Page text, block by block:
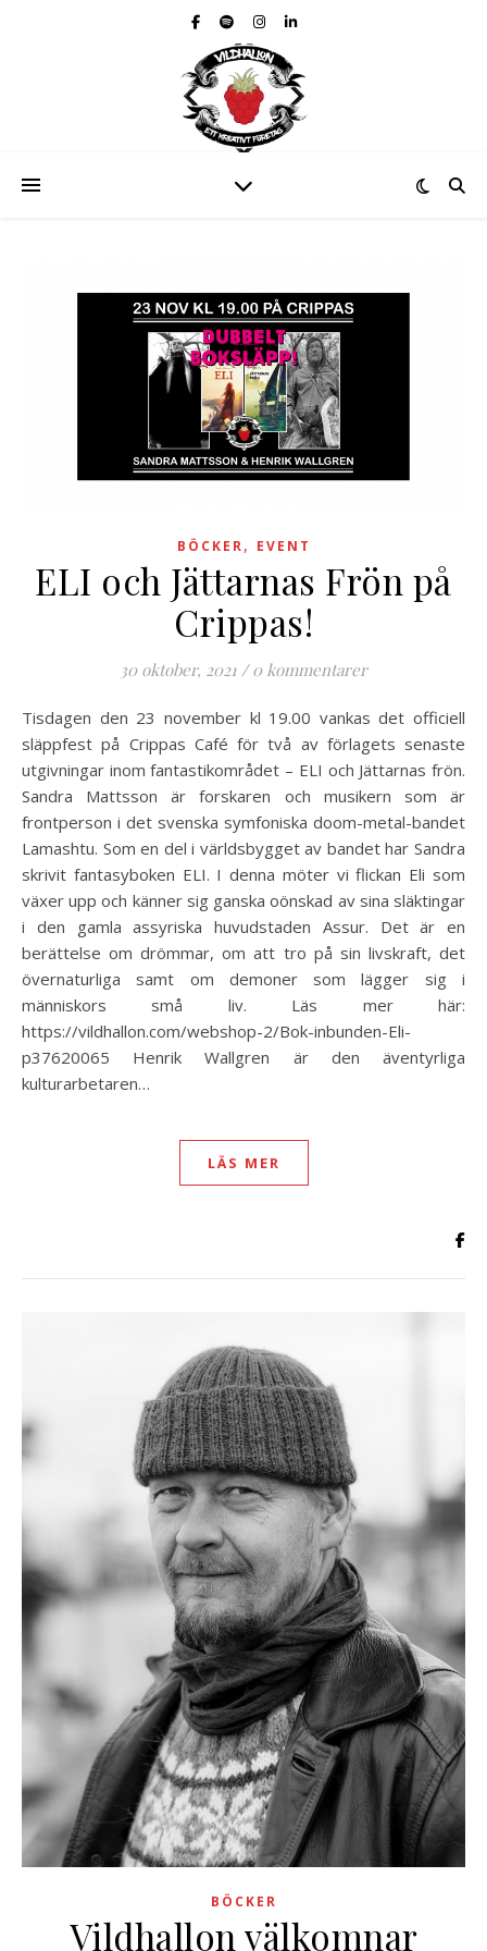
BÖCKER, EVENT
ELI och Jättarnas Frön på
Crippas!
30 oktober, 2021 / 0 kommentarer
Tisdagen den 23 november kl 19.00 vankas det officiell
släppfest på Crippas Café för två av förlagets senaste
utgivningar inom fantastikområdet – ELI och Jättarnas frön.
Sandra Mattsson är forskaren och musikern som är
frontperson i det svenska symfoniska doom-metal-bandet
Lamashtu. Som en del i världsbygget av bandet har Sandra
skrivit fantasyboken ELI. I denna möter vi flickan Eli som
växer upp och känner sig ganska oönskad av sina släktingar
i den gamla assyriska huvudstaden Assur. Det är en
berättelse om drömmar, om att tro på sin livskraft, det
övernaturliga samt om demoner som lägger sig i
människors små liv. Läs mer här:
https://vildhallon.com/webshop-2/Bok-inbunden-Eli-
p37620065 Henrik Wallgren är den äventyrliga
kulturarbetaren…
LÄS MER
BÖCKER
Vildhallon välkomnar